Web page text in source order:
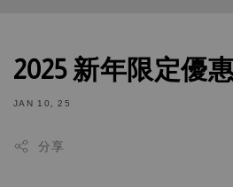
2025 新年限定優
JAN 10, 25
分享